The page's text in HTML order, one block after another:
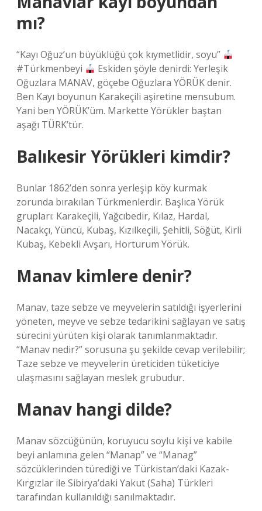
mı?
“Kayı Oğuz’un büyüklüğü çok kıymetlidir, soyu”
#Türkmenbeyi
Eskiden şöyle denirdi: Yerleşik
Oğuzlara MANAV, göçebe Oğuzlara YÖRÜK denir.
Ben Kayı boyunun Karakeçili aşiretine mensubum.
Yani ben YÖRÜK’üm. Markette Yörükler baştan
aşağı TÜRK’tür.
Balıkesir Yörükleri kimdir?
Bunlar 1862’den sonra yerleşip köy kurmak
zorunda bırakılan Türkmenlerdir. Başlıca Yörük
grupları: Karakeçili, Yağcıbedir, Kılaz, Hardal,
Nacakçı, Yüncü, Kubaş, Kızılkeçili, Şehitli, Söğüt, Kirli
Kubaş, Kebekli Avşarı, Horturum Yörük.
Manav kimlere denir?
Manav, taze sebze ve meyvelerin satıldığı işyerlerini
yöneten, meyve ve sebze tedarikini sağlayan ve satış
sürecini yürüten kişi olarak tanımlanmaktadır.
“Manav nedir?” sorusuna şu şekilde cevap verilebilir;
Taze sebze ve meyvelerin üreticiden tüketiciye
ulaşmasını sağlayan meslek grubudur.
Manav hangi dilde?
Manav sözcüğünün, koruyucu soylu kişi ve kabile
beyi anlamına gelen “Manap” ve “Manag”
sözcüklerinden türediği ve Türkistan’daki Kazak-
Kırgızlar ile Sibirya’daki Yakut (Saha) Türkleri
tarafından kullanıldığı sanılmaktadır.